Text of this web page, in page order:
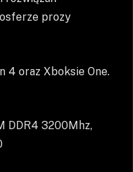
prozy
4 oraz Xboksie One.
DDR4 3200Mhz,